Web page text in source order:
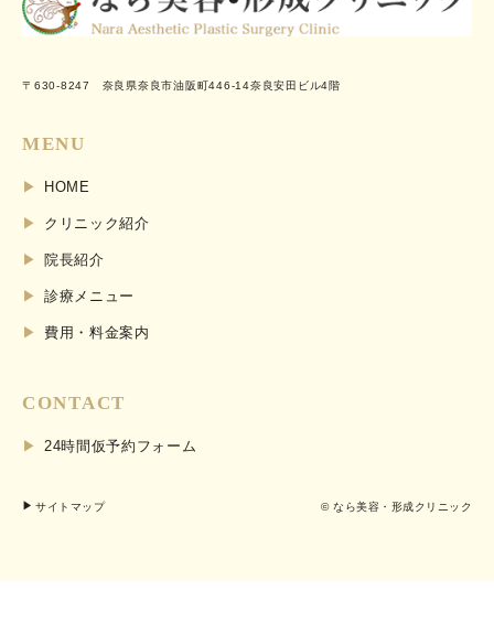
〒630-8247 奈良県奈良市油阪町446-14奈良安田ビル4階
MENU
HOME
クリニック紹介
院長紹介
診療メニュー
費用・料金案内
CONTACT
24時間仮予約フォーム
サイトマップ © なら美容・形成クリニック